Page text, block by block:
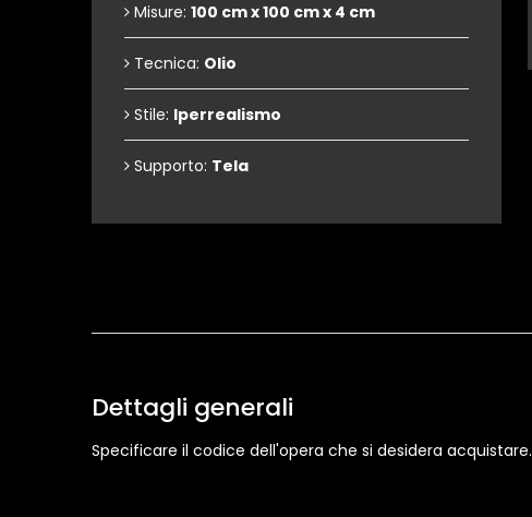
Misure: 100 cm x 100 cm x 4 cm
Tecnica: Olio
Stile: Iperrealismo
Supporto: Tela
Dettagli generali
Specificare il codice dell'opera che si desidera acquistare.